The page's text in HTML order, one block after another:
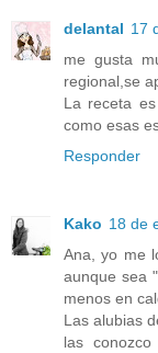
delantal 17
me gusta
regional,se
La receta
como esas
Responder
Kako 18 de
Ana, yo me
aunque sea
menos en
Las alubias
las